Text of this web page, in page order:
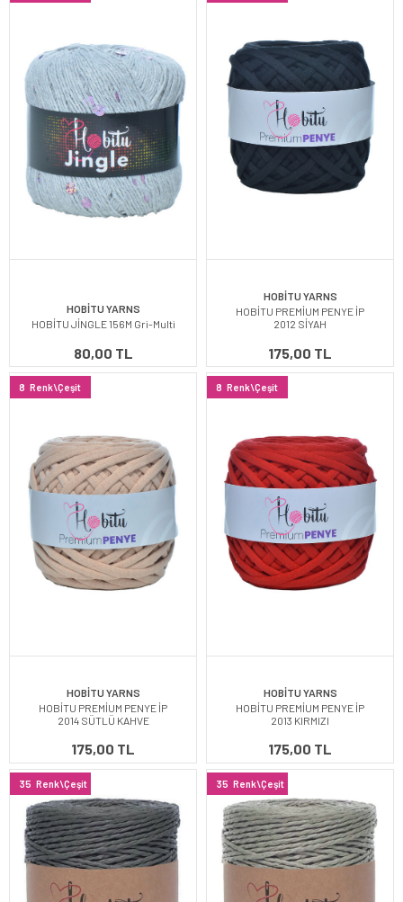
HOBİTU YARNS
HOBİTU JİNGLE 156M Gri-Multi
80,00 TL
HOBİTU YARNS
HOBİTU PREMİUM PENYE İP
2012 SİYAH
175,00 TL
8 Renk\Çeşit
HOBİTU YARNS
HOBİTU PREMİUM PENYE İP
2014 SÜTLÜ KAHVE
175,00 TL
8 Renk\Çeşit
HOBİTU YARNS
HOBİTU PREMİUM PENYE İP
2013 KIRMIZI
175,00 TL
35 Renk\Çeşit 35 Renk\Çeşit